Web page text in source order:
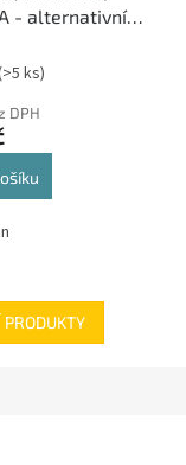
- alternativní
ks)
DPH